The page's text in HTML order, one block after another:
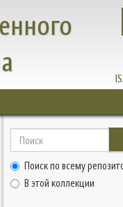
Поиск по всему
В этой коллекции